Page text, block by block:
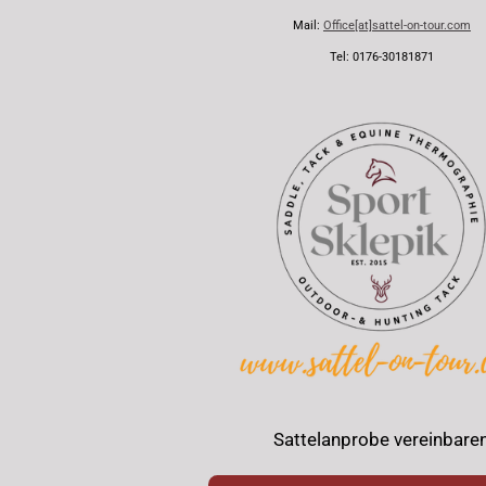
Mail: Office[at]sattel-on-tour.com
Tel: 0176-30181871
Sattelanprobe